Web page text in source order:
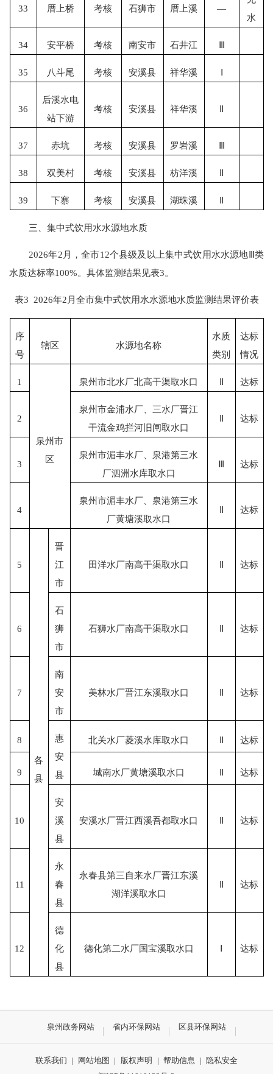
33 厝上桥 考核 石狮市 厝上溪 —
水
34 安平桥 考核 南安市 石井江 Ⅲ
35 八斗尾 考核 安溪县 祥华溪 Ⅰ
36
后溪水电
站下游
考核 安溪县 祥华溪 Ⅱ
37 赤坑 考核 安溪县 罗岩溪 Ⅲ
38 双美村 考核 安溪县 枋洋溪 Ⅱ
39 下寨 考核 安溪县 湖珠溪 Ⅱ
三、集中式饮用水水源地水质
2026年2月，全市12个县级及以上集中式饮用水水源地Ⅲ类
水质达标率100%。具体监测结果见表3。
表3 2026年2月全市集中式饮用水水源地水质监测结果评价表
序
号
辖区 水源地名称
水质
类别
达标
情况
1
泉州市
区
泉州市北水厂北高干渠取水口 Ⅱ 达标
2
泉州市金浦水厂、三水厂晋江
干流金鸡拦河旧闸取水口
Ⅱ 达标
3
泉州市湄丰水厂、泉港第三水
厂泗洲水库取水口
Ⅲ 达标
4
泉州市湄丰水厂、泉港第三水
厂黄塘溪取水口
Ⅱ 达标
5
各
县
晋
江
市
田洋水厂南高干渠取水口 Ⅱ 达标
6
石
狮
市
石狮水厂南高干渠取水口 Ⅱ 达标
7
南
安
市
美林水厂晋江东溪取水口 Ⅱ 达标
8
惠
安
县
北关水厂菱溪水库取水口 Ⅱ 达标
9 城南水厂黄塘溪取水口 Ⅱ 达标
10
安
溪
县
安溪水厂晋江西溪吾都取水口 Ⅱ 达标
11
永
春
县
永春县第三自来水厂晋江东溪
湖洋溪取水口
Ⅱ 达标
12
德
化
县
德化第二水厂国宝溪取水口 Ⅰ 达标
泉州政务网站 省内环保网站 区县环保网站
联系我们 | 网站地图 | 版权声明 | 帮助信息 | 隐私安全